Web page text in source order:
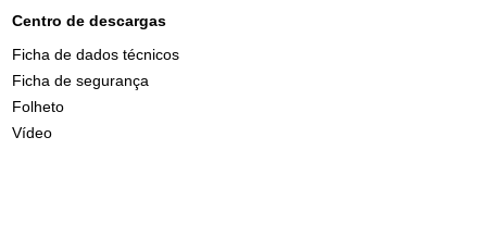
Centro de descargas
Ficha de dados técnicos
Ficha de segurança
Folheto
Vídeo